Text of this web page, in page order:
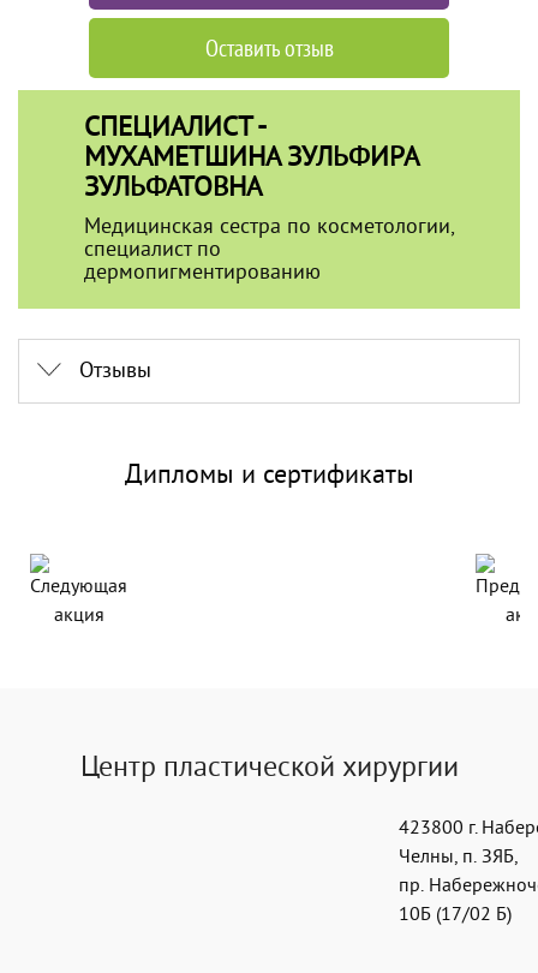
Оставить отзыв
СПЕЦИАЛИСТ -
МУХАМЕТШИНА ЗУЛЬФИРА
ЗУЛЬФАТОВНА
Медицинская сестра по косметологии,
специалист по
дермопигментированию
Отзывы
Дипломы и сертификаты
Центр пластической хирургии
423800 г.
Челны, п. ЗЯБ,
пр.
10Б (17/02 Б)